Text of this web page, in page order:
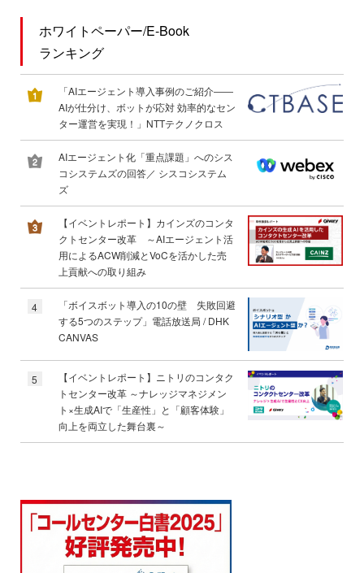
ホワイトペーパー/E-Book
ランキング
「AIエージェント導入事例のご紹介――
AIが仕分け、ボットが応対 効率的なセン
ター運営を実現！」NTTテクノクロス
AIエージェント化「重点課題」へのシス
コシステムズの回答／ シスコシステム
ズ
【イベントレポート】カインズのコンタ
クトセンター改革 ～AIエージェント活
用によるACW削減とVoCを活かした売
上貢献への取り組み
4
「ボイスボット導入の10の壁 失敗回避
する5つのステップ」電話放送局 / DHK
CANVAS
5
【イベントレポート】ニトリのコンタク
トセンター改革 ～ナレッジマネジメン
ト×生成AIで「生産性」と「顧客体験」
向上を両立した舞台裏～